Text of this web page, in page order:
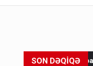
SON DƏQİQƏ
futbolunun